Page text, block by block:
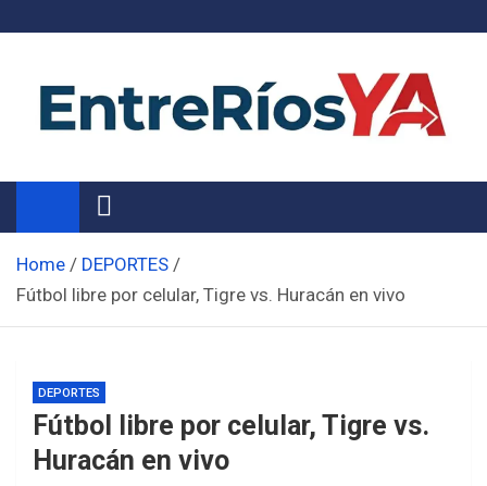
Noticias de Entre Ríos
Información de toda la provincia ahora
Home
DEPORTES
Fútbol libre por celular, Tigre vs. Huracán en vivo
DEPORTES
Fútbol libre por celular, Tigre vs.
Huracán en vivo